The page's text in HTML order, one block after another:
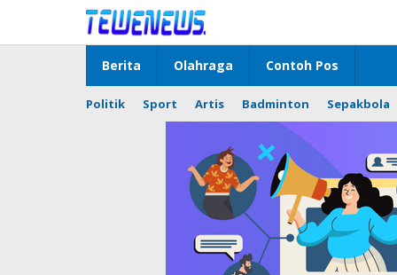
konten
Berita Olahraga Contoh Pos
Politik Sport Artis Badminton Sepakbola